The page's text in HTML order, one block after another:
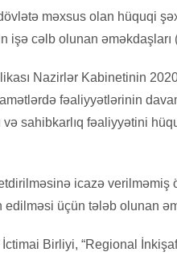
məxsus olan hüquqi
işə cəlb olunan əməkdaşları
Nazirlər Kabinetinin
fəaliyyətlərinin
və sahibkarlıq fəaliyyətini
icazə
üçün tələb olunan
Birliyi, “Regional